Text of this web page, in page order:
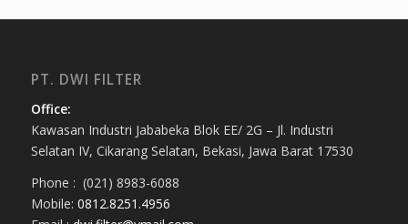
PT. DWI FILTER
Office:
Kawasan Industri Jababeka Blok EE/ 2G – Jl. Industri
Selatan IV, Cikarang Selatan, Bekasi, Jawa Barat 17530
Phone : (021) 8983-6088
Mobile: 0812.8251.4956